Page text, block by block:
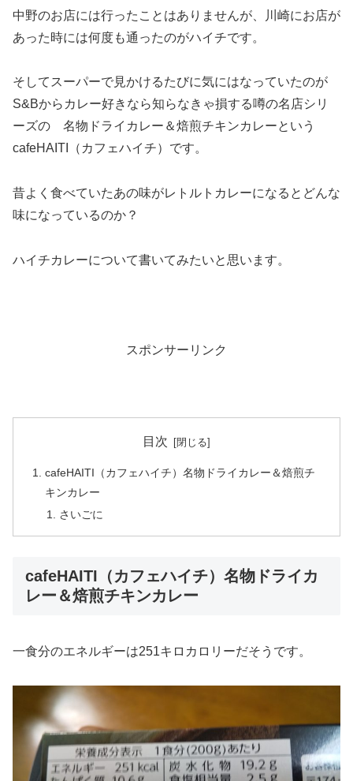
中野のお店には行ったことはありませんが、川崎にお店が
あった時には何度も通ったのがハイチです。
そしてスーパーで見かけるたびに気にはなっていたのが
S&Bからカレー好きなら知らなきゃ損する噂の名店シリ
ーズの 名物ドライカレー＆焙煎チキンカレーという
cafeHAITI（カフェハイチ）です。
昔よく食べていたあの味がレトルトカレーになるとどんな
味になっているのか？
ハイチカレーについて書いてみたいと思います。
スポンサーリンク
目次
cafeHAITI（カフェハイチ）名物ドライカレー＆焙煎チ
キンカレー
さいごに
cafeHAITI（カフェハイチ）名物ドライカ
レー＆焙煎チキンカレー
一食分のエネルギーは251キロカロリーだそうです。